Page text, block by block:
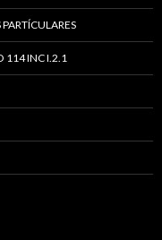
114 INC I.2.1